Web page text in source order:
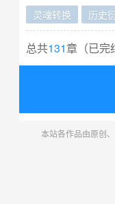
灵魂转换 历史
总共131章（已完
本站各作品由原创